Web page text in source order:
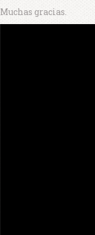
Muchas gracias.